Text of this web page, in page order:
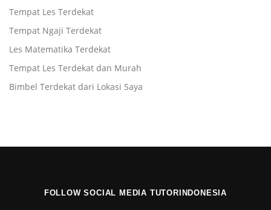
Tempat Les Terdekat
Tempat Ngaji Terdekat
Les Matematika Terdekat
Tempat Les Terdekat dan Murah
Bimbel Terdekat dari Lokasi Saya
FOLLOW SOCIAL MEDIA TUTORINDONESIA